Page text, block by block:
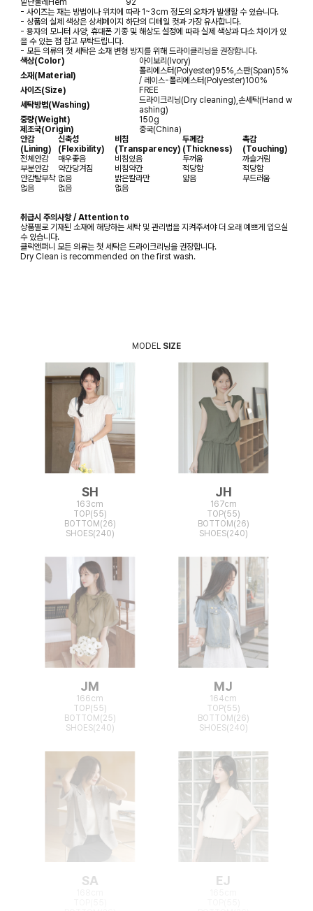
- 사이즈는 재는 방법이나 위치에 따라 1~3cm 정도의 오차가 발생할 수 있습니다.
- 상품의 실제 색상은 상세페이지 하단의 디테일 컷과 가장 유사합니다.
- 용자의 모니터 사양, 휴대폰 기종 및 해상도 설정에 따라 실제 색상과 다소 차이가 있
을 수 있는 점 참고 부탁드립니다.
- 모든 의류의 첫 세탁은 소재 변형 방지를 위해 드라이클리닝을 권장합니다.
색상(Color)
아이보리(Ivory)
소재(Material)
폴리에스터(Polyester)95%,스판(Span)5%
/ 레이스-폴리에스터(Polyester)100%
사이즈(Size)
FREE
세탁방법(Washing)
드라이크리닝(Dry cleaning),손세탁(Hand w
ashing)
중량(Weight)
150g
제조국(Origin)
중국(China)
안감
(Lining)
신축성
(Flexibility)
비침
(Transparency)
두께감
(Thickness)
촉감
(Touching)
전체안감
매우좋음 비침있음 두꺼움
까슬거림
부분안감
약간당겨짐 비침약간 적당함
적당함
안감탈부착 없음 밝은칼라만 얇음
부드러움
없음
없음 없음
취급시 주의사항 / Attention to
상품별로 기재된 소재에 해당하는 세탁 및 관리법을 지켜주셔야 더 오래 예쁘게 입으실
수 있습니다.
클릭앤퍼니 모든 의류는 첫 세탁은 드라이크리닝을 권장합니다.
Dry Clean is recommended on the first wash.
MODEL SIZE
SH
163cm
TOP(55)
BOTTOM(26)
SHOES(240)
JH
167cm
TOP(55)
BOTTOM(26)
SHOES(240)
JM
166cm
TOP(55)
BOTTOM(25)
SHOES(240)
MJ
164cm
TOP(55)
BOTTOM(26)
SHOES(240)
SA EJ